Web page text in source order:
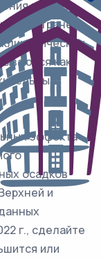
климата
стране
как
эффекта
осадков
и
г., сделайте
или